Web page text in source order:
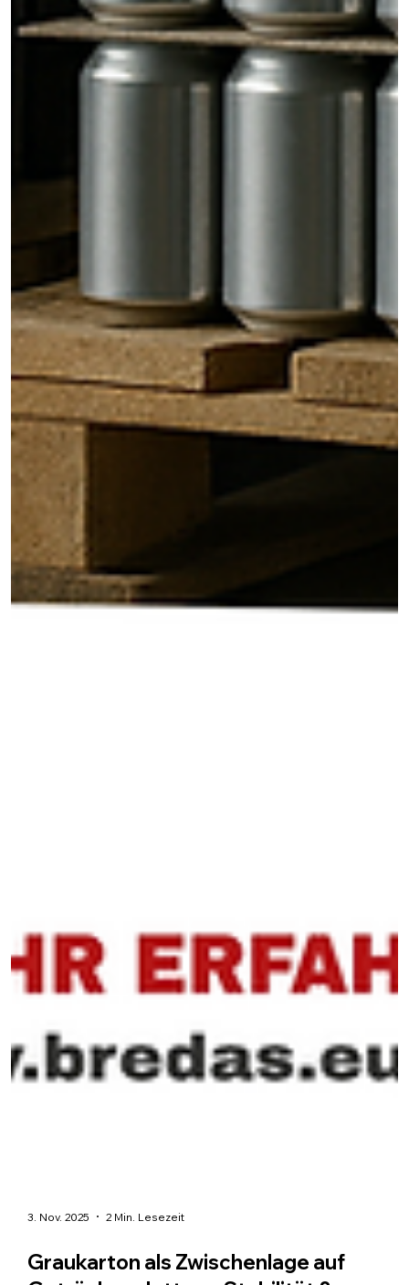
3. Nov. 2025 2 Min. Lesezeit